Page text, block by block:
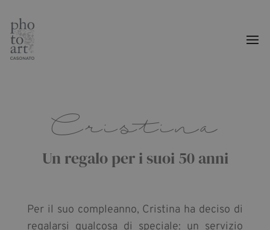
Cristina
Un regalo per i suoi 50 anni
Per il suo compleanno, Cristina ha deciso di
regalarsi qualcosa di speciale: un servizio